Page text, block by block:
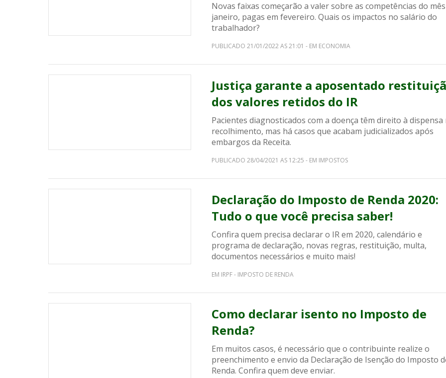
Novas faixas começarão a valer sobre as competências do
janeiro, pagas em fevereiro. Quais os impactos no salário do
trabalhador?
PUBLICADO 21/01/2022 AS 21:01 - EM ECONOMIA
Justiça garante a aposentado
dos valores retidos do IR
Pacientes diagnosticados com a doença têm direito à dispensa
recolhimento, mas há casos que acabam judicializados após
embargos da Receita.
PUBLICADO 28/04/2021 AS 12:25 - EM IMPOSTOS
Declaração do Imposto de Renda 2020:
Tudo o que você precisa saber!
Confira quem precisa declarar o IR em 2020, calendário e
programa de declaração, novas regras, restituição, multa,
documentos necessários e muito mais!
EM IRPF - IMPOSTO DE RENDA
Como declarar isento no Imposto de
Renda?
Em muitos casos, é necessário que o contribuinte realize o
preenchimento e envio da Declaração de Isenção do Imposto
Renda. Confira quem deve enviar.